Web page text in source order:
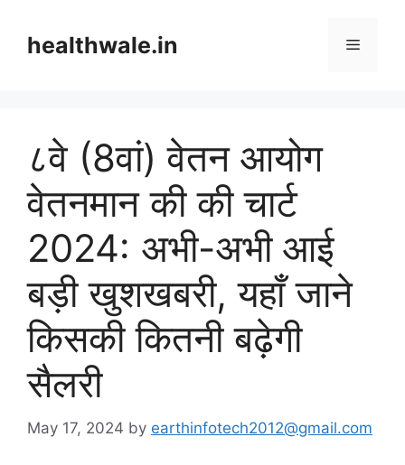
contenthealthwale.in Menu
८वे (8वां) वेतन आयोग
वेतनमान की की चार्ट
2024: अभी-अभी आई
बड़ी खुशखबरी, यहाँ जाने
किसकी कितनी बढ़ेगी
सैलरी
May 17, 2024 by earthinfotech2012@gmail.com